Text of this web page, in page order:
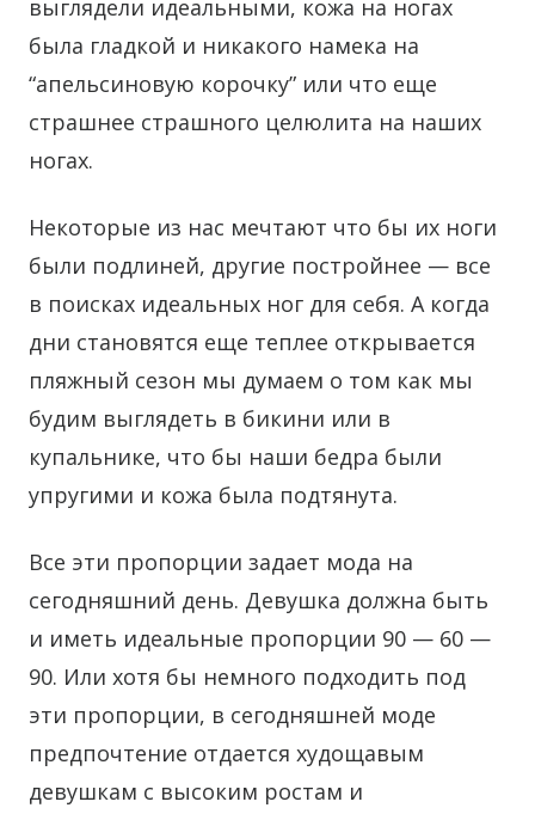
выглядели идеальными, кожа на ногах
была гладкой и никакого намека на
“апельсиновую корочку” или что еще
страшнее страшного целюлита на наших
ногах.
Некоторые из нас мечтают что бы их ноги
были подлиней, другие постройнее — все
в поисках идеальных ног для себя. А когда
дни становятся еще теплее открывается
пляжный сезон мы думаем о том как мы
будим выглядеть в бикини или в
купальнике, что бы наши бедра были
упругими и кожа была подтянута.
Все эти пропорции задает мода на
сегодняшний день. Девушка должна быть
и иметь идеальные пропорции 90 — 60 —
90. Или хотя бы немного подходить под
эти пропорции, в сегодняшней моде
предпочтение отдается худощавым
девушкам с высоким ростам и